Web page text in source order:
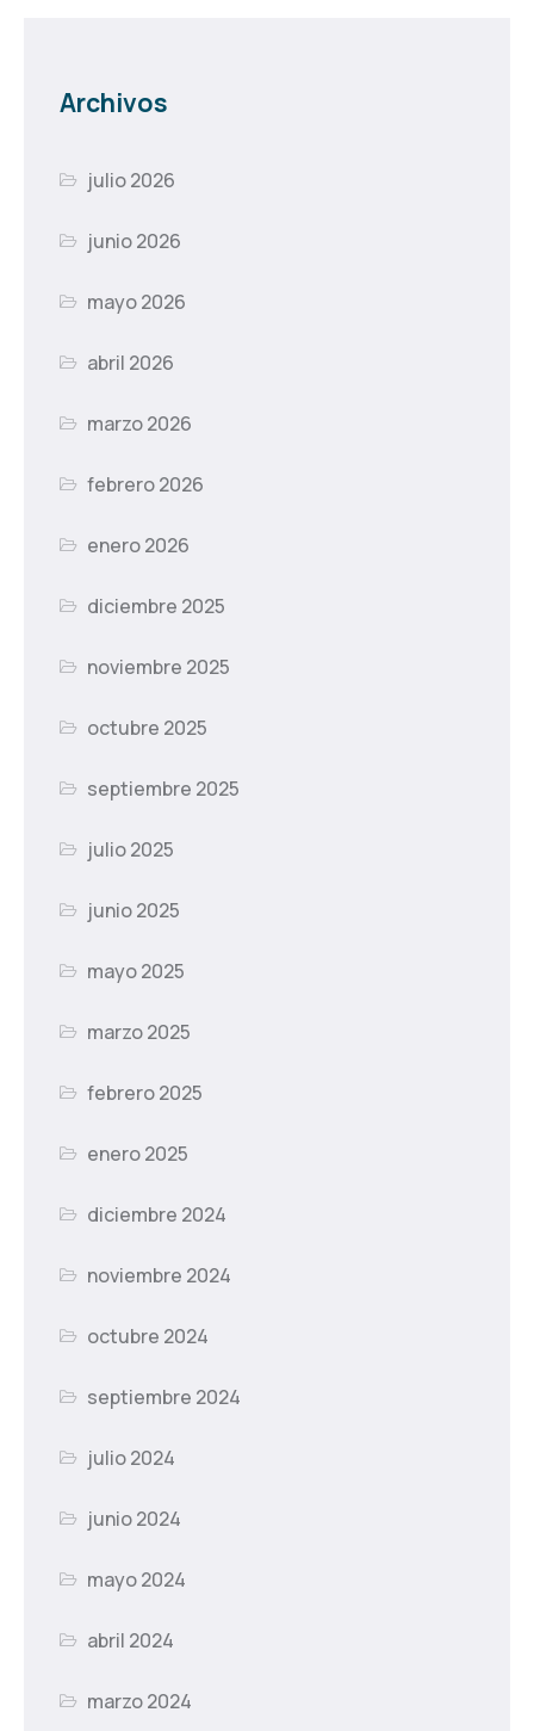
Archivos
julio 2026
junio 2026
mayo 2026
abril 2026
marzo 2026
febrero 2026
enero 2026
diciembre 2025
noviembre 2025
octubre 2025
septiembre 2025
julio 2025
junio 2025
mayo 2025
marzo 2025
febrero 2025
enero 2025
diciembre 2024
noviembre 2024
octubre 2024
septiembre 2024
julio 2024
junio 2024
mayo 2024
abril 2024
marzo 2024